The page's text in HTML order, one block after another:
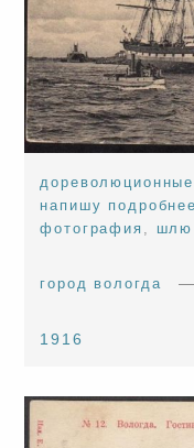
дореволюционные
напишу подробнее
фотография , шлю
город вологда
1916